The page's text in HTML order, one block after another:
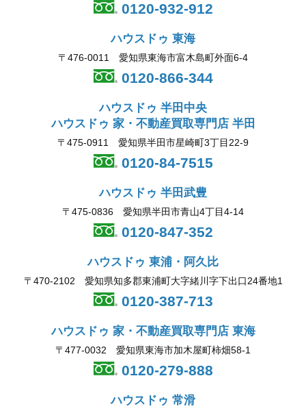
0120-932-912
ハウスドゥ 東海
〒476-0011 愛知県東海市富木島町外面6-4
0120-866-344
ハウスドゥ 半田中央
ハウスドゥ 家・不動産買取専門店 半田
〒475-0911 愛知県半田市星崎町3丁目22-9
0120-84-7515
ハウスドゥ 半田武豊
〒475-0836 愛知県半田市青山4丁目4-14
0120-847-352
ハウスドゥ 東浦・阿久比
〒470-2102 愛知県知多郡東浦町大字緒川字下出口24番地1
0120-387-713
ハウスドゥ 家・不動産買取専門店 東海
〒477-0032 愛知県東海市加木屋町柿畑58-1
0120-279-888
ハウスドゥ 常滑